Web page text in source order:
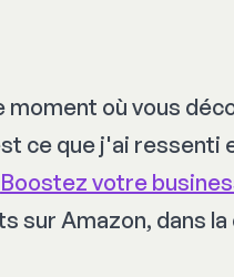
moment où vous
ce que j'ai ressenti
Boostez votre
sur Amazon, dans